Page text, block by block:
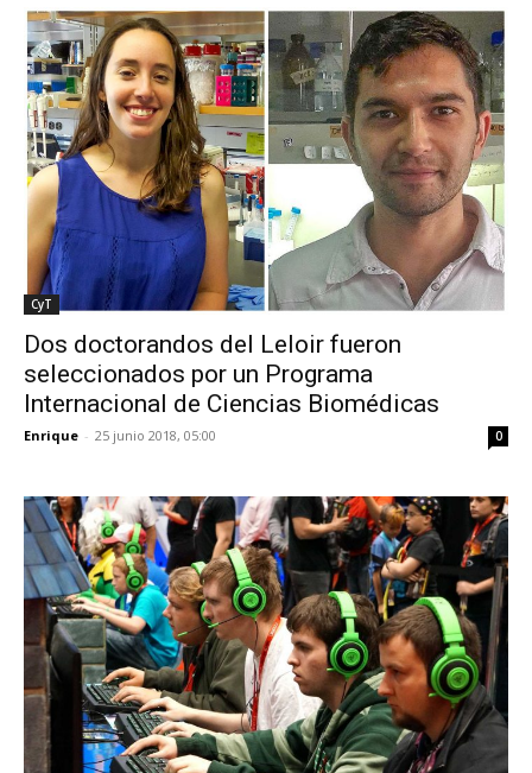
CyT
Dos doctorandos del Leloir fueron
seleccionados por un Programa
Internacional de Ciencias Biomédicas
Enrique - 25 junio 2018, 05:00 0